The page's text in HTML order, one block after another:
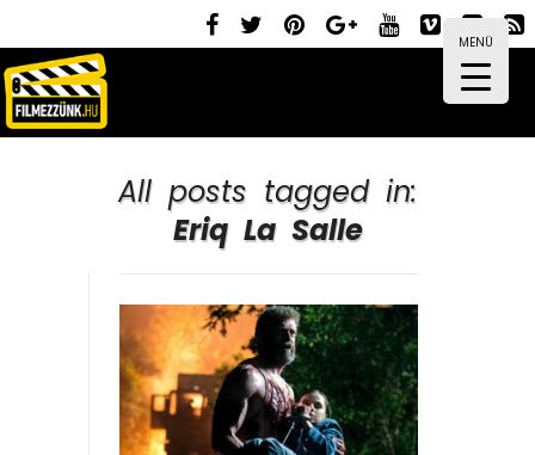
MENÜ
All posts tagged in:
Eriq La Salle